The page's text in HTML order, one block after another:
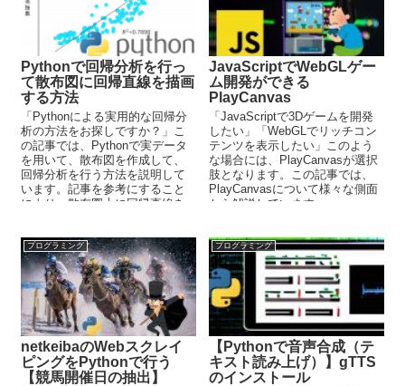
Pythonで回帰分析を行っ
て散布図に回帰直線を描画
する方法
「Pythonによる実用的な回帰分
析の方法をお探しですか？」こ
の記事では、Pythonで実データ
を用いて、散布図を作成して、
回帰分析を行う方法を説明して
います。記事を参考にすること
により、散布図上に回帰直線を
JavaScriptでWebGLゲー
ム開発ができる
PlayCanvas
「JavaScriptで3Dゲームを開発
したい」「WebGLでリッチコン
テンツを表示したい」このよう
な場合には、PlayCanvasが選択
肢となります。この記事では、
PlayCanvasについて様々な側面
から解説しています。
プログラミング
netkeibaのWebスクレイ
ピングをPythonで行う
【競馬開催日の抽出】
プログラミング
【Pythonで音声合成（テ
キスト読み上げ）】gTTS
のインストール